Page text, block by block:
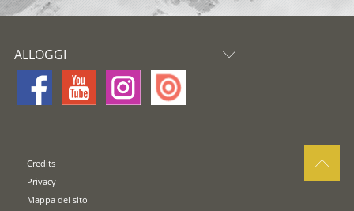
ALLOGGI
Credits
Privacy
Mappa del sito